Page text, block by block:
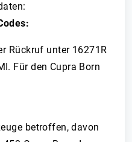
Rückruf unter 16271R
Für den Cupra Born
betroffen, davon